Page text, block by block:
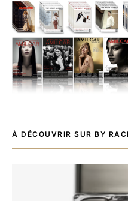
À DÉCOUVRIR SUR BY